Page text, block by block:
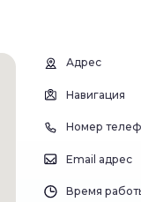
Адрес
Навигация
Номер
Email адрес
Время